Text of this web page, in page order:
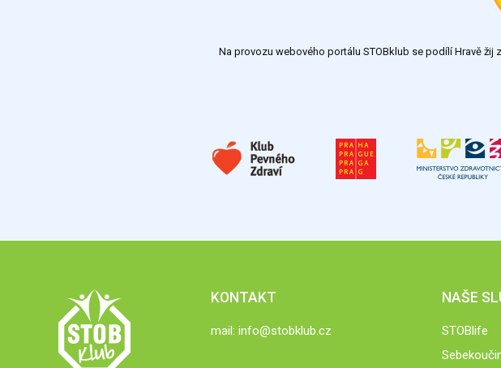
Na provozu webového portálu STOBklub se podílí Hravě
KONTAKT
mail: info@stobklub.cz
NAŠE
STOBlife